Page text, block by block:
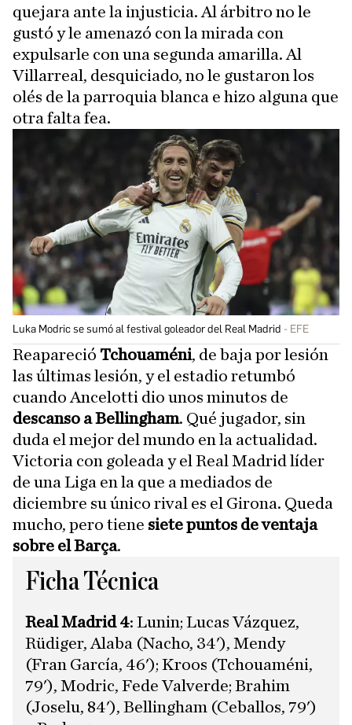
quejara ante la injusticia. Al árbitro no le
gustó y le amenazó con la mirada con
expulsarle con una segunda amarilla. Al
Villarreal, desquiciado, no le gustaron los
olés de la parroquia blanca e hizo alguna que
otra falta fea.
Luka Modric se sumó al festival goleador del Real Madrid EFE
Reapareció Tchouaméni, de baja por lesión
las últimas lesión, y el estadio retumbó
cuando Ancelotti dio unos minutos de
descanso a Bellingham. Qué jugador, sin
duda el mejor del mundo en la actualidad.
Victoria con goleada y el Real Madrid líder
de una Liga en la que a mediados de
diciembre su único rival es el Girona. Queda
mucho, pero tiene siete puntos de ventaja
sobre el Barça.
Ficha Técnica
Real Madrid 4: Lunin; Lucas Vázquez,
Rüdiger, Alaba (Nacho, 34'), Mendy
(Fran García, 46'); Kroos (Tchouaméni,
79'), Modric, Fede Valverde; Brahim
(Joselu, 84'), Bellingham (Ceballos, 79')